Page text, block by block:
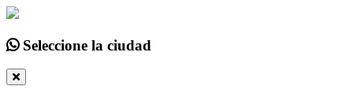
Seleccione la ciudad